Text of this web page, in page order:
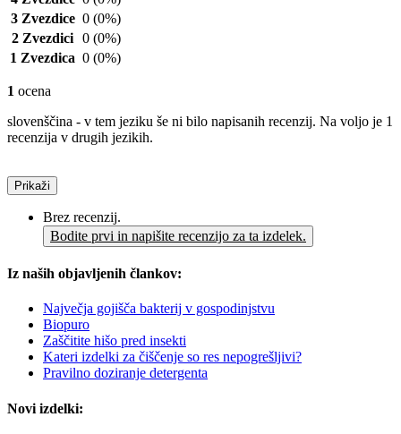
3 Zvezdice 0 (0%)
2 Zvezdici 0 (0%)
1 Zvezdica 0 (0%)
1 ocena
slovenščina - v tem jeziku še ni bilo napisanih recenzij. Na voljo je 1
recenzija v drugih jezikih.
Prikaži
Brez recenzij.
Bodite prvi in napišite recenzijo za ta izdelek.
Iz naših objavljenih člankov:
Največja gojišča bakterij v gospodinjstvu
Biopuro
Zaščitite hišo pred insekti
Kateri izdelki za čiščenje so res nepogrešljivi?
Pravilno doziranje detergenta
Novi izdelki: